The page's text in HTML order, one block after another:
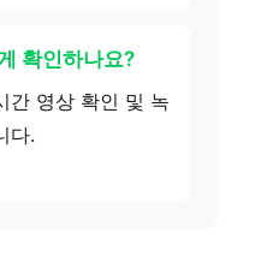
확인하나요?
간 영상 확인 및 녹
다.